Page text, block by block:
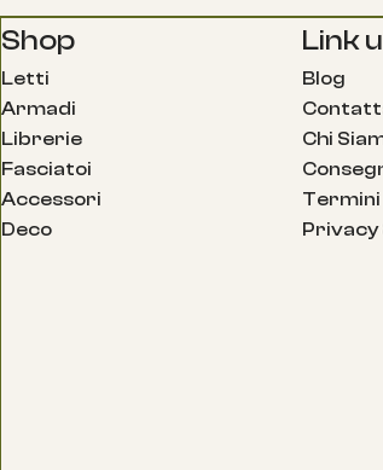
Shop
Letti
Armadi
Librerie
Fasciatoi
Accessori
Deco
Link
Blog
Chi
Termini
Privacy